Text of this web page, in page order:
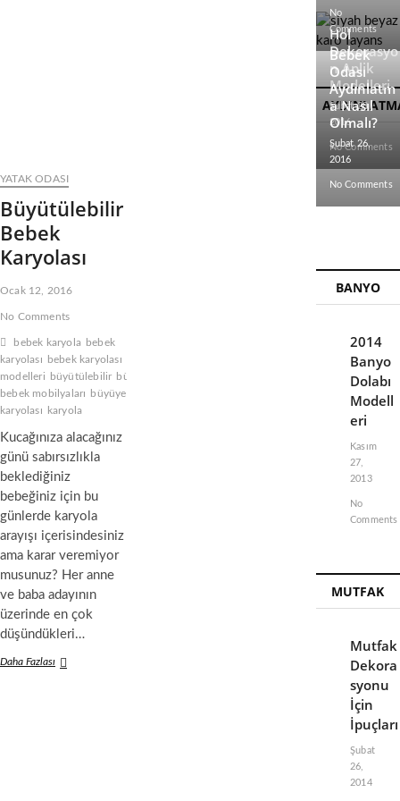
t
o
n
YATAK ODASI
Büyütülebilir
Bebek
Karyolası
Ocak 12, 2016
No Comments
bebek karyola
bebek
karyolası
bebek karyolası
modelleri
büyütülebilir büyütülebilir
bebek mobilyaları
büyüyen bebek
karyolası
karyola
Kucağınıza alacağınız
günü sabırsızlıkla
beklediğiniz
bebeğiniz için bu
günlerde karyola
arayışı içerisindesiniz
ama karar veremiyor
musunuz? Her anne
ve baba adayının
üzerinde en çok
düşündükleri…
Daha Fazlası B
No
Comments
Hol
Dekorasyo
n Aplik
Modelleri
Şubat 28,
2016
No Comments
Bebek
Odası
Aydınlatm
a Nasıl
Olmalı?
Şubat 26,
2016
No Comments
BANYO
2014
Banyo
Dolabı
Modell
eri
Kasım
27,
2013
No
Comments
MUTFAK
Mutfak
Dekora
syonu
İçin
İpuçları
Şubat
26,
2014